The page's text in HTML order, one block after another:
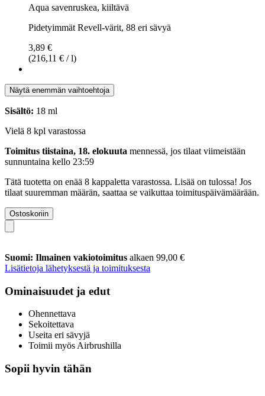
Aqua savenruskea, kiiltävä
Pidetyimmät Revell-värit, 88 eri sävyä
3,89 €
(216,11 € / l)
Näytä enemmän vaihtoehtoja
Sisältö: 18 ml
Vielä 8 kpl varastossa
Toimitus tiistaina, 18. elokuuta mennessä, jos tilaat viimeistään
sunnuntaina kello 23:59
Tätä tuotetta on enää 8 kappaletta varastossa. Lisää on tulossa! Jos
tilaat suuremman määrän, saattaa se vaikuttaa toimituspäivämäärään.
Ostoskoriin
Suomi: Ilmainen vakiotoimitus alkaen 99,00 €
Lisätietoja lähetyksestä ja toimituksesta
Ominaisuudet ja edut
Ohennettava
Sekoitettava
Useita eri sävyjä
Toimii myös Airbrushilla
Sopii hyvin tähän